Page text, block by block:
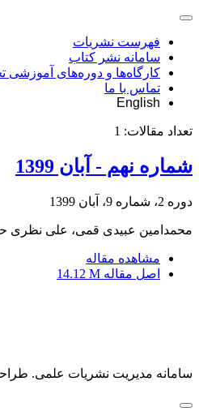
فهرست نشریات
سامانه نشر کتاب
کارگاه‌ها و دوره‌های
تماس با ما
English
تعداد مقالات: 1
شماره نهم - آبان 1399
دوره 2، شماره 9، آبان 1399
محمدامین عبیدی قمی، علی نظری
مشاهده مقاله
اصل مقاله 14.12 M
سامانه مدیریت نشریات علمی.